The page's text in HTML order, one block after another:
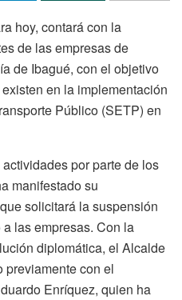
hoy, contará con la
de las empresas de
de Ibagué, con el objetivo
en la implementación
Público (SETP) en
por parte de los
manifestado su
solicitará la suspensión
las empresas. Con la
diplomática, el Alcalde
previamente con el
Enríquez, quien ha